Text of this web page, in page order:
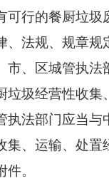
的餐厨垃圾废
法规、规章规
区城管执法部
垃圾经营性收集
部门应当与中
运输、处置经
。